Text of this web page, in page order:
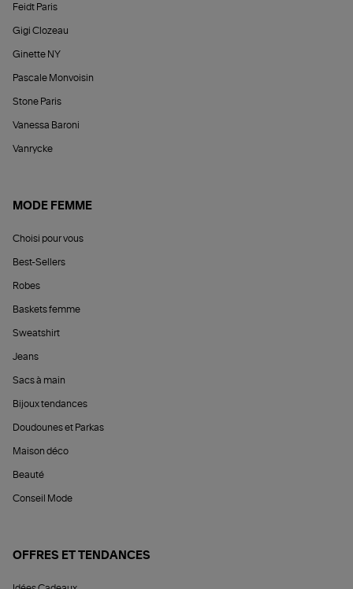
Feidt Paris
Gigi Clozeau
Ginette NY
Pascale Monvoisin
Stone Paris
Vanessa Baroni
Vanrycke
MODE FEMME
Choisi pour vous
Best-Sellers
Robes
Baskets femme
Sweatshirt
Jeans
Sacs à main
Bijoux tendances
Doudounes et Parkas
Maison déco
Beauté
Conseil Mode
OFFRES ET TENDANCES